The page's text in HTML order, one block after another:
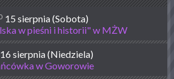
15 sierpnia (Sobota)
w pieśni i historii" w MŻW
16 sierpnia (Niedziela)
w Goworowie